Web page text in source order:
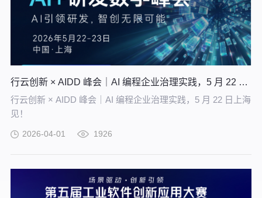
行云创新 × AIDD 峰会｜AI 编程企业治理实践，5 月 22 日上海见！
行云创新 × AIDD 峰会｜AI 编程企业治理实践，5 月 22 日上海
见！
2026-04-01 1926